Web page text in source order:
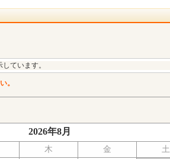
ています。
。
2026年8月
木 金 土